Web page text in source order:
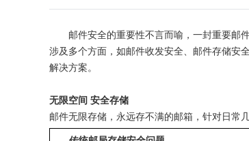
邮件安全的重要性不言而喻，一封重要邮
涉及多个方面，如邮件收发安全、邮件存储安
解决方案。
无限空间 安全存储
邮件无限存储，永远存不满的邮箱，针对日常